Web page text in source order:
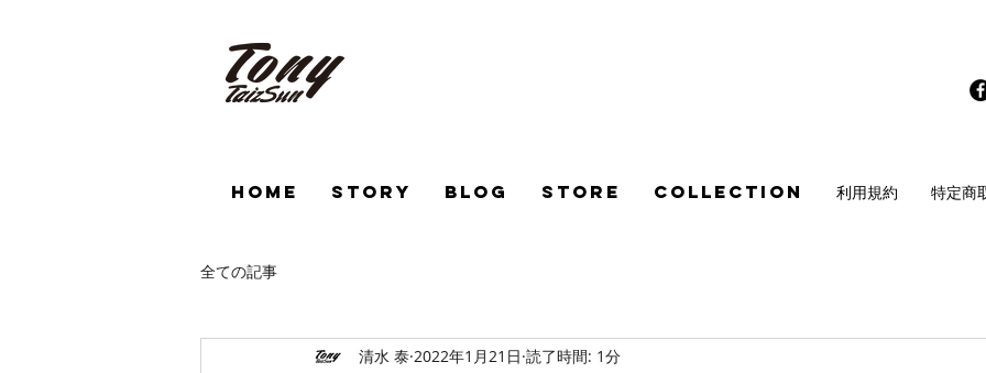
HOME STORY BLOG STORE COLLECTION 利用規約 特定商
全ての記事
清水 泰 2022年1月21日 読了時間: 1分